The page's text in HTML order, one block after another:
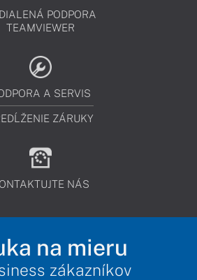
PODPORA
TEAMVIEWER
A SERVIS
ZÁRUKY
NÁS
na mieru
zákazníkov